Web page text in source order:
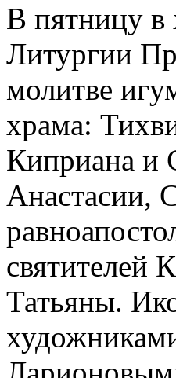
В пятницу в
Литургии
молитве
храма:
Киприана и
Анастасии,
святителей
Татьяны.